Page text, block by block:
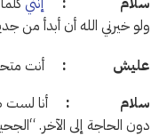
ولو خيرني الله أن أبدأ
عليش : أنت
سلام : أنا لست
دون الحاجة إلى الآخر.